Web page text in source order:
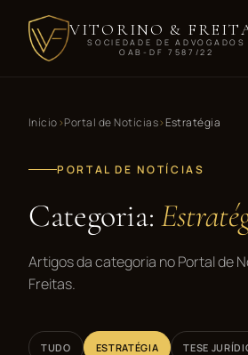
VITORINO &
SOCIEDADE DE ADVOGADOS
OAB-DF 7587/22
Início Portal de Notícias Estratégia
PORTAL DE NOTÍCIAS
Categoria:
Artigos da categoria no Portal de
Freitas.
TUDO ESTRATÉGIA TESE